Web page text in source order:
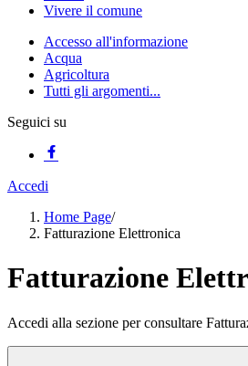
Vivere il comune
Accesso all'informazione
Acqua
Agricoltura
Tutti gli argomenti...
Seguici su
Accedi
Home Page/
Fatturazione Elettronica
Fatturazione
Accedi alla sezione per consultare